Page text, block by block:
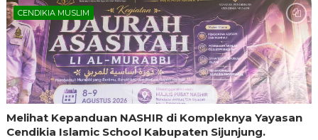
CENDIKIA MUSLIM
Melihat Kepanduan NASHIR di Kompleknya Yayasan
Cendikia Islamic School Kabupaten Sijunjung.